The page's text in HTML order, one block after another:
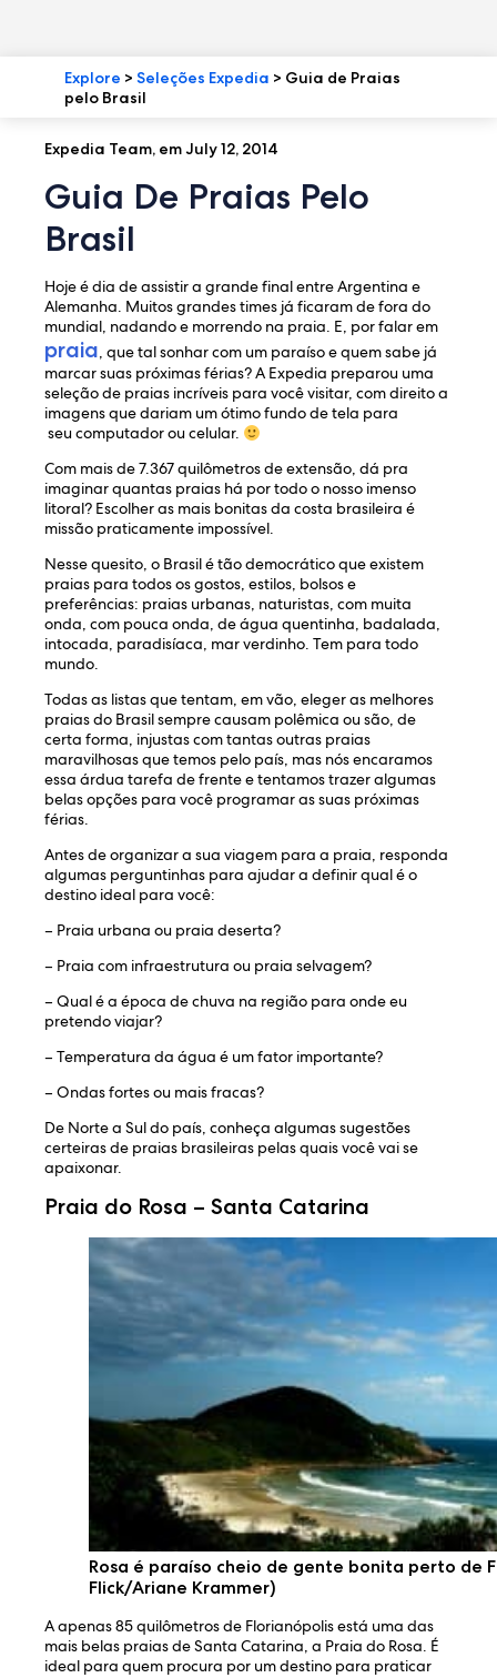
Explore >Seleções Expedia > Guia de Praias
pelo Brasil
Expedia Team, em July 12, 2014
Guia De Praias Pelo
Brasil
Hoje é dia de assistir a grande final entre Argentina e
Alemanha. Muitos grandes times já ficaram de fora do
mundial, nadando e morrendo na praia. E, por falar em
praia, que tal sonhar com um paraíso e quem sabe já
marcar suas próximas férias? A Expedia preparou uma
seleção de praias incríveis para você visitar, com direito a
imagens que dariam um ótimo fundo de tela para
seu computador ou celular.
Com mais de 7.367 quilômetros de extensão, dá pra
imaginar quantas praias há por todo o nosso imenso
litoral? Escolher as mais bonitas da costa brasileira é
missão praticamente impossível.
Nesse quesito, o Brasil é tão democrático que existem
praias para todos os gostos, estilos, bolsos e
preferências: praias urbanas, naturistas, com muita
onda, com pouca onda, de água quentinha, badalada,
intocada, paradisíaca, mar verdinho. Tem para todo
mundo.
Todas as listas que tentam, em vão, eleger as melhores
praias do Brasil sempre causam polêmica ou são, de
certa forma, injustas com tantas outras praias
maravilhosas que temos pelo país, mas nós encaramos
essa árdua tarefa de frente e tentamos trazer algumas
belas opções para você programar as suas próximas
férias.
Antes de organizar a sua viagem para a praia, responda
algumas perguntinhas para ajudar a definir qual é o
destino ideal para você:
– Praia urbana ou praia deserta?
– Praia com infraestrutura ou praia selvagem?
– Qual é a época de chuva na região para onde eu
pretendo viajar?
– Temperatura da água é um fator importante?
– Ondas fortes ou mais fracas?
De Norte a Sul do país, conheça algumas sugestões
certeiras de praias brasileiras pelas quais você vai se
apaixonar.
Praia do Rosa – Santa Catarina
Rosa é paraíso cheio de gente bonita perto de
Flick/Ariane Krammer)
A apenas 85 quilômetros de Florianópolis está uma das
mais belas praias de Santa Catarina, a Praia do Rosa. É
ideal para quem procura por um destino para praticar